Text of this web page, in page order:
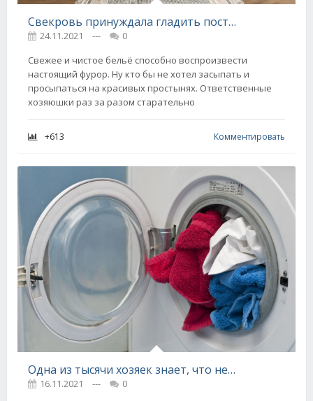
Свекровь принуждала гладить постельное бельё, но я нашла способ, как получить выглаженный комплект без возни с утюгом
24.11.2021 ---
0
Свежее и чистое бельё способно воспроизвести
настоящий фурор. Ну кто бы не хотел засыпать и
просыпаться на красивых простынях. Ответственные
хозяюшки раз за разом старательно
+613 Комментировать
Одна из тысячи хозяек знает, что нельзя стирать в стиральной машине
16.11.2021 ---
0